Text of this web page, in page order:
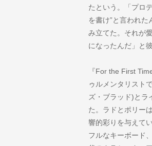
たという。「プロ
を書け”と言われ
み立てた。それが
になったんだ」と
『For the First
ゥルメンタリスト
ズ・ブラッド)とラ
た。ラドとポリー
響的彩りを与えて
フルなキーボード